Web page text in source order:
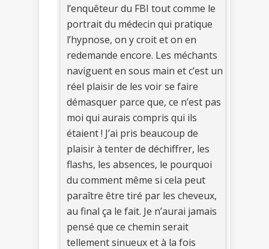
l’enquêteur du FBI tout comme le
portrait du médecin qui pratique
l’hypnose, on y croit et on en
redemande encore. Les méchants
naviguent en sous main et c’est un
réel plaisir de les voir se faire
démasquer parce que, ce n’est pas
moi qui aurais compris qui ils
étaient ! J’ai pris beaucoup de
plaisir à tenter de déchiffrer, les
flashs, les absences, le pourquoi
du comment même si cela peut
paraître être tiré par les cheveux,
au final ça le fait. Je n’aurai jamais
pensé que ce chemin serait
tellement sinueux et à la fois